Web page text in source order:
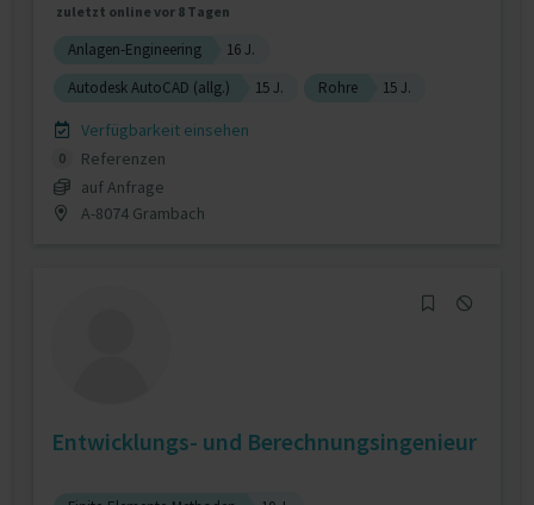
zuletzt online vor 8 Tagen
Anlagen-Engineering
16 J.
Autodesk AutoCAD (allg.)
15 J. Rohre 15 J.
Verfügbarkeit einsehen
0
Referenzen
auf Anfrage
A-8074 Grambach
Entwicklungs- und Berechnungsingenieur